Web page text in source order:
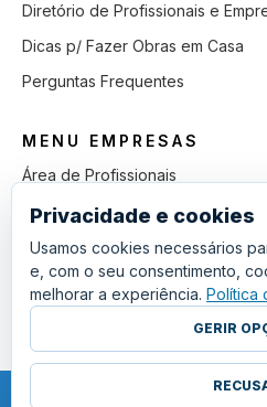
Diretório de Profissionais e
Dicas p/ Fazer Obras em Casa
Perguntas Frequentes
MENU EMPRESAS
Área de Profissionais
Como Funciona
Lista de Pedidos em Aberto
Como Ganhar mais Obras
Perguntas Frequentes
Privacidade e cookies
Usamos cookies necessários
e, com o seu consentimento,
melhorar a experiência. Política
GERIR